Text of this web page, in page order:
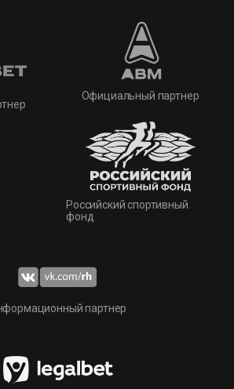
Официальный партнер
Российский спортивный
фонд
партнер